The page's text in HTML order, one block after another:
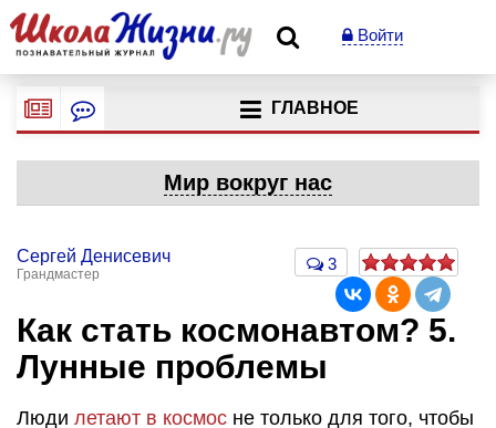
Войти
ГЛАВНОЕ
Мир вокруг нас
Сергей Денисевич
Грандмастер
3
Как стать космонавтом? 5.
Лунные проблемы
Люди летают в космос не только для того, чтобы